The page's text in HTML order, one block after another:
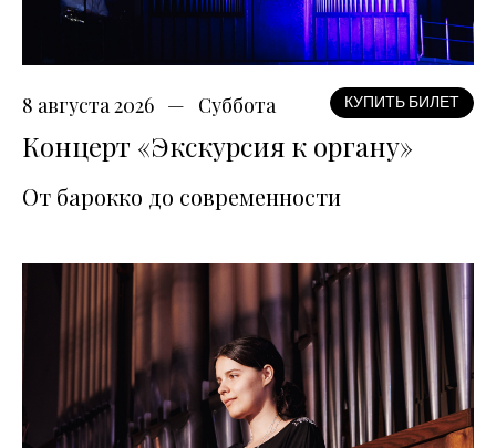
8 августа 2026 Суббота КУПИТЬ БИЛЕТ
Концерт «Экскурсия к органу»
От барокко до современности